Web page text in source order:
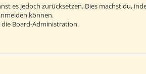
es jedoch zurücksetzen. Dies machst du,
können.
Board-Administration.